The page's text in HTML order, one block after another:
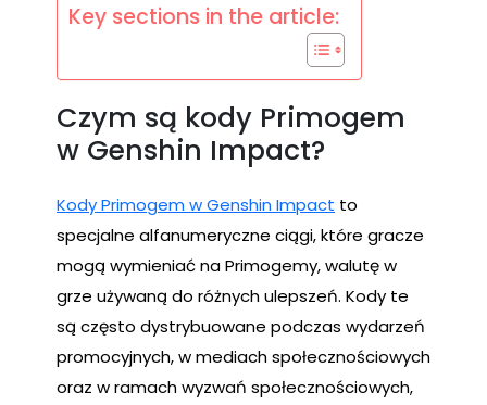
Key sections in the article:
Czym są kody Primogem
w Genshin Impact?
Kody Primogem w Genshin Impact to
specjalne alfanumeryczne ciągi, które gracze
mogą wymieniać na Primogemy, walutę w
grze używaną do różnych ulepszeń. Kody te
są często dystrybuowane podczas wydarzeń
promocyjnych, w mediach społecznościowych
oraz w ramach wyzwań społecznościowych,